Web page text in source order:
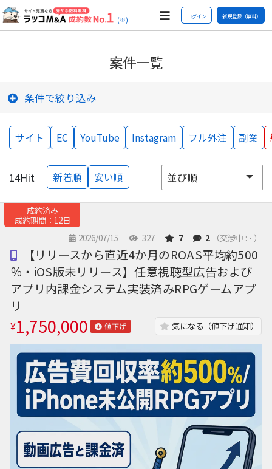
(※) ログイン 新規登録（無料）
案件一覧
条件で絞り込み
サイト EC YouTube Instagram フル外注 副業
14Hit 新着順 安い順
成約済み
成約期間：12日
2026/07/15
327 7 2 （交渉中 : - ）
【リリースから直近4か月のROAS平均約500
％・iOS版未リリース】任意視聴型広告および
アプリ内課金システム実装済みRPGゲームアプ
リ
¥1,750,000 値下げ 気になる（値下げ通知）